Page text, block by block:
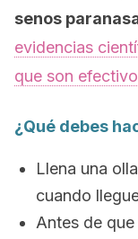
senos
evidencias
que son
¿Qué debes
Llena una
cuando
Antes de